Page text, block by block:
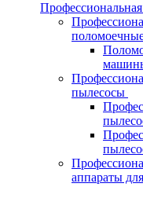
пылесосы
аппараты